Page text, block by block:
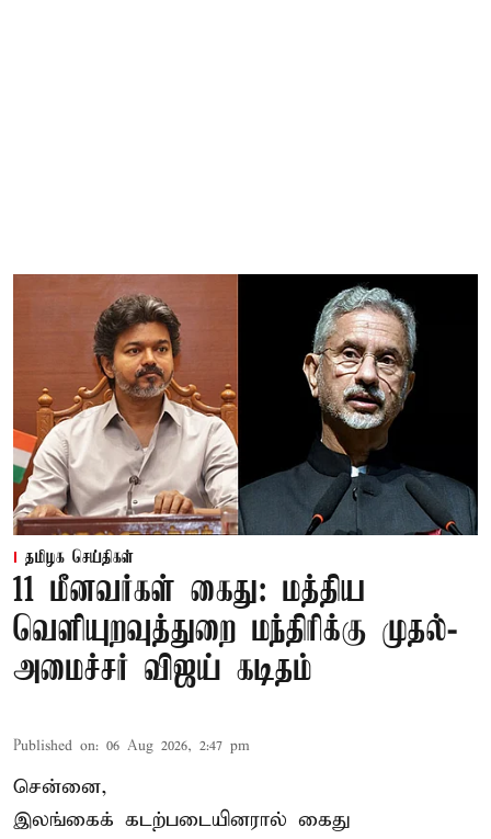
தமிழக செய்திகள்
11 மீனவர்கள் கைது: மத்திய
வெளியுறவுத்துறை மந்திரிக்கு முதல்-
அமைச்சர் விஜய் கடிதம்
Published on: 06 Aug 2026, 2:47 pm
சென்னை,
இலங்கைக் கடற்படையினரால் கைது